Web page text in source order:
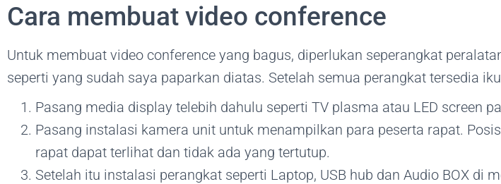
Cara membuat video conference
Untuk membuat video conference yang bagus, diperlukan seperangkat
seperti yang sudah saya paparkan diatas. Setelah semua perangkat tersedia
Pasang media display telebih dahulu seperti TV plasma atau LED screen
Pasang instalasi kamera unit untuk menampilkan para peserta rapat.
rapat dapat terlihat dan tidak ada yang tertutup.
Setelah itu instalasi perangkat seperti Laptop, USB hub dan Audio BOX di